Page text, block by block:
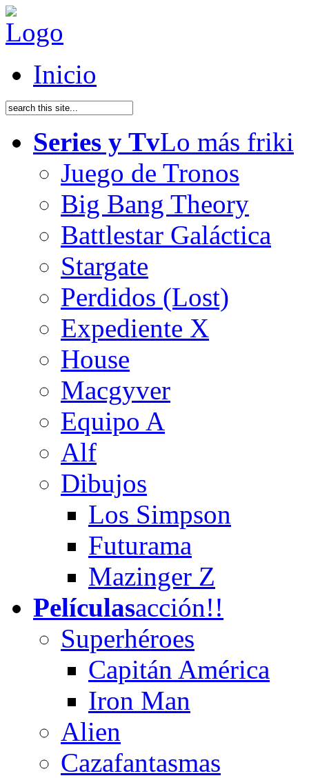
Inicio
Series y TvLo más friki
Juego de Tronos
Big Bang Theory
Battlestar Galáctica
Stargate
Perdidos (Lost)
Expediente X
House
Macgyver
Equipo A
Alf
Dibujos
Los Simpson
Futurama
Mazinger Z
Películasacción!!
Superhéroes
Capitán América
Iron Man
Alien
Cazafantasmas